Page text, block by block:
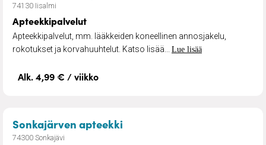
74130 Iisalmi
Apteekkipalvelut
Apteekkipalvelut, mm. lääkkeiden koneellinen annosjakelu,
rokotukset ja korvahuuhtelut. Katso lisää... Lue lisää
Alk. 4,99 € / viikko
Sonkajärven apteekki
74300 Sonkajävi